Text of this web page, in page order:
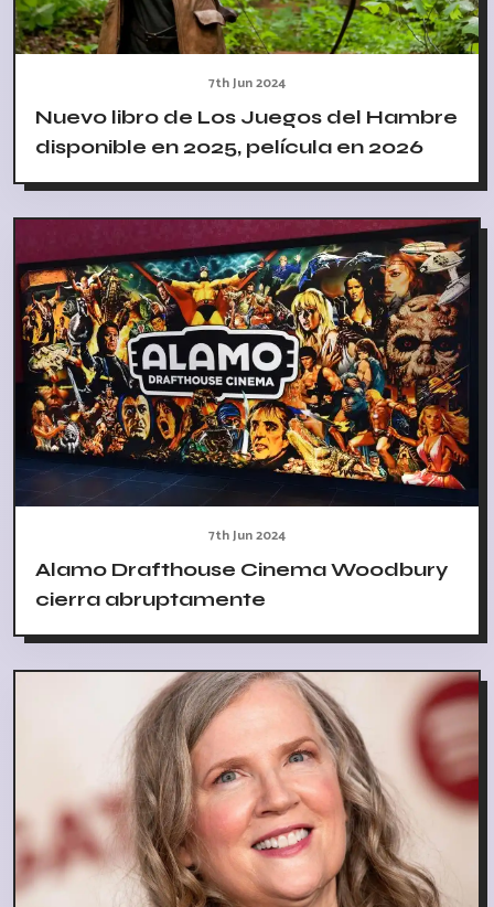
7th Jun 2024
Nuevo libro de Los Juegos del Hambre
disponible en 2025, película en 2026
7th Jun 2024
Alamo Drafthouse Cinema Woodbury
cierra abruptamente